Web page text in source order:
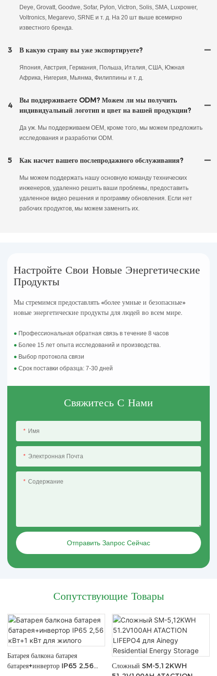
Deye, Grovatt, Goodwe, Sofar, Pylon, Victron, Solis, SMA, Luxpower,
Voltronics, Megarevo, SRNE и т. д. На 20 шт выше всемирно
известного бренда.
3 В какую страну вы уже экспортируете?
Япония, Австрия, Германия, Польша, Италия, США, Южная
Африка, Нигерия, Мьянма, Филиппины и т. д.
4
Вы поддерживаете ODM? Можем ли мы получить
индивидуальный логотип и цвет на вашей продукции?
Да уж. Мы поддерживаем OEM, кроме того, мы можем предложить
исследования и разработки ODM.
5 Как насчет вашего послепродажного обслуживания?
Мы можем поддержать нашу основную команду технических
инженеров, удаленно решить ваши проблемы, предоставить
удаленное видео решения и программу обновления. Если нет
рабочих продуктов, мы можем заменить их.
Настройте Свои Новые Энергетические
Продукты
Мы стремимся предоставлять «более умные и безопасные»
новые энергетические продукты для людей во всем мире.
● Профессиональная обратная связь в течение 8 часов
● Более 15 лет опыта исследований и производства.
● Выбор протокола связи
●Срок поставки образца: 7-30 дней
Свяжитесь С Нами
Имя
Электронная Почта
Содержание
Отправить Запрос Сейчас
Сопутствующие Товары
Батарея балкона батарея
батарея+инвертор IP65 2,56
Сложный SM-5,12KWH